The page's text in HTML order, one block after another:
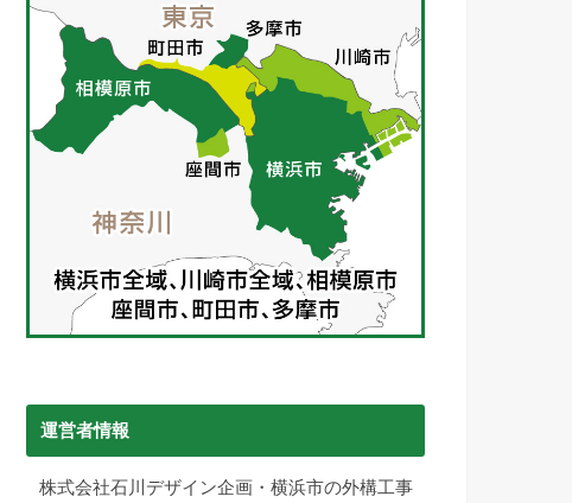
運営者情報
株式会社石川デザイン企画・横浜市の外構工事